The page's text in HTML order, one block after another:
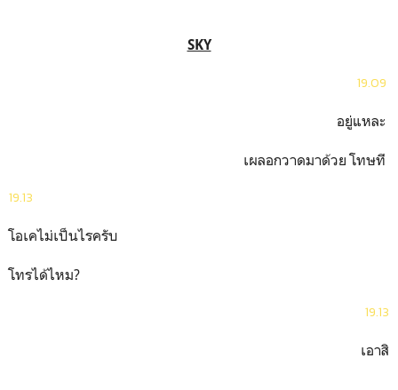
SKY
19.09
อยู่แหละ
เผลอกวาดมาด้วย โทษที
19.13
โอเคไม่เป็นไรครับ
โทรได้ไหม?
19.13
เอาสิ